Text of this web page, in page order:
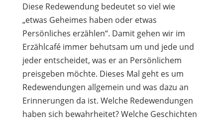
Diese Redewendung bedeutet so viel wie
„etwas Geheimes haben oder etwas
Persönliches erzählen“. Damit gehen wir im
Erzählcafé immer behutsam um und jede und
jeder entscheidet, was er an Persönlichem
preisgeben möchte. Dieses Mal geht es um
Redewendungen allgemein und was dazu an
Erinnerungen da ist. Welche Redewendungen
haben sich bewahrheitet? Welche Geschichten